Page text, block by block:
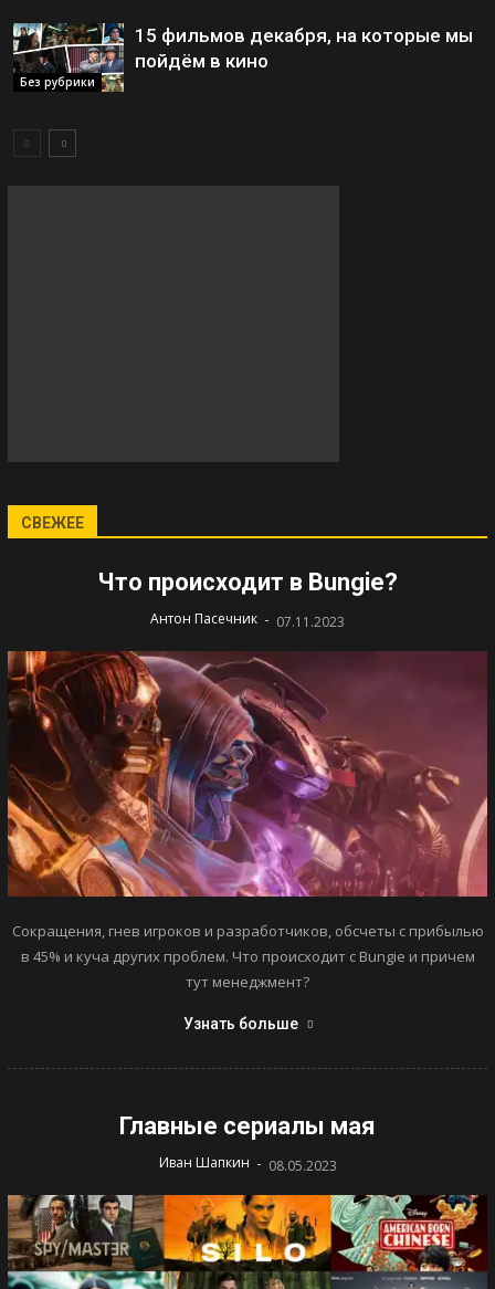
Без рубрики
15 фильмов декабря, на которые мы
пойдём в кино
СВЕЖЕЕ
Что происходит в Bungie?
Антон Пасечник - 07.11.2023
Сокращения, гнев игроков и разработчиков, обсчеты с прибылью
в 45% и куча других проблем. Что происходит с Bungie и причем
тут менеджмент?
Узнать больше
Главные сериалы мая
Иван Шапкин - 08.05.2023